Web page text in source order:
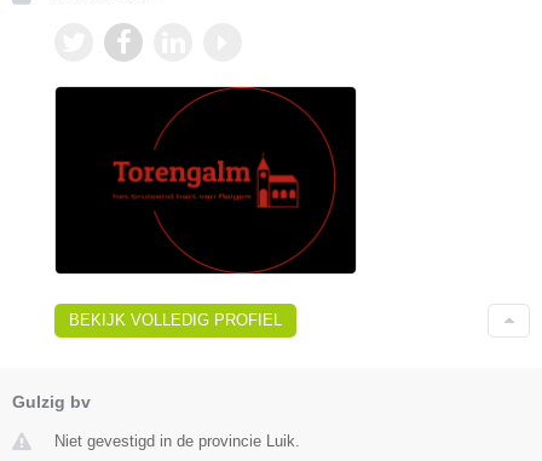
BEKIJK VOLLEDIG PROFIEL
Gulzig bv
Niet gevestigd in de provincie Luik.